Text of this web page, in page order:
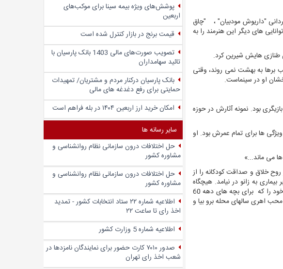
"داریوش مودبیان" ، "چاق
های دیگر این هنرمند را به
طنازی هایش شیرین کرد.
برها به بهشت نمی روند، وقتی
او در سینماست.
در کار بازیگری بود. نمونه آثارش در حوزه
ها برای تمام عمرش بود. او
می ماند...»
روح خلاق و صداقت کودکانه را از
به زانو در نیامد. هیچگاه
روحیه شاد و چهره خندان خود را از دست نداد و در مصاحبه های تصویری که برای مردم منتشر کرد، خاطرات خوشایند خود را که برای بچه های دهه 60
اهری سالهای محله برو بیا و
پوشش‌های ویژه بیمه سینا برای موکب‌های
اربعین
قیمت برنج در بازار کنترل شده است
تصویب صورت‌های مالی 1403 بانک پارسیان با
تائید سهامداران
بانک پارسیان درکنار مردم و مشتریان/ تمهیدات
حمایتی برای رفع دغدغه های مالی
امکان خرید ارز اربعین ۱۴۰۴ در بله فراهم است
سایر رسانه ها
حل اختلافات درون سازمانی نظام روانشناسی و
مشاوره کشور
حل اختلافات درون سازمانی نظام روانشناسی و
مشاوره کشور
اطلاعیه شماره ۲۲ ستاد انتخابات کشور - تمدید
اخذ رای تا ساعت ۲۲
اطلاعیه شماره 5 وزارت کشور
صدور ۷۰۱۰ کارت حضور برای نمایندگان نامزدها در
شعب اخذ رای تهران